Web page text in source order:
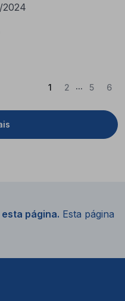
2024
1 (Atual)
2 ... 5 6
página. Esta página